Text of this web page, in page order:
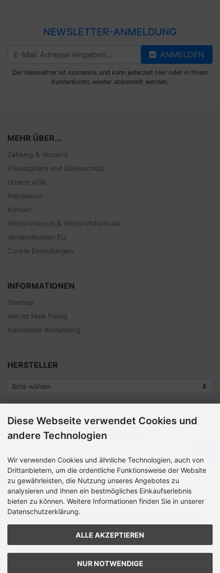
NEWSLETTER-ANMELDUNG
ANMELDEN
Der Newsletter ist kostenlos und kann jederzeit hier oder in Ihrem
Kundenkonto wieder abbestellt werden.
MEHR ÜBER...
Zahlung & Versand
Privatsphäre und Datenschutz
Unsere AGB
Impressum
Kontakt
Widerrufsrecht & Widerrufsformular
Versandkosten EU
Cookie Einstellungen
INFORMATIONEN
Sitemap
Wer ist Maik Fiebig
Newsletter Anmeldung
HERSTELLER
SCHNELLKAUF
Bitte geben Sie die Artikelnummer aus unserem Katalog ein.
ZAHLUNGSMETHODEN
Die Box kann unter tpl_modified/boxes/­box_miscellaneous.html
verändert werden. Die Sprachvariablen befinden sich in der Datei
tpl_modified/lang/­german/lang_german.custom.
Diese Webseite verwendet Cookies und
andere Technologien
Wir verwenden Cookies und ähnliche Technologien, auch von
Drittanbietern, um die ordentliche Funktionsweise der Website
zu gewährleisten, die Nutzung unseres Angebotes zu
analysieren und Ihnen ein bestmögliches Einkaufserlebnis
bieten zu können. Weitere Informationen finden Sie in unserer
Datenschutzerklärung.
ALLE AKZEPTIEREN
NUR NOTWENDIGE